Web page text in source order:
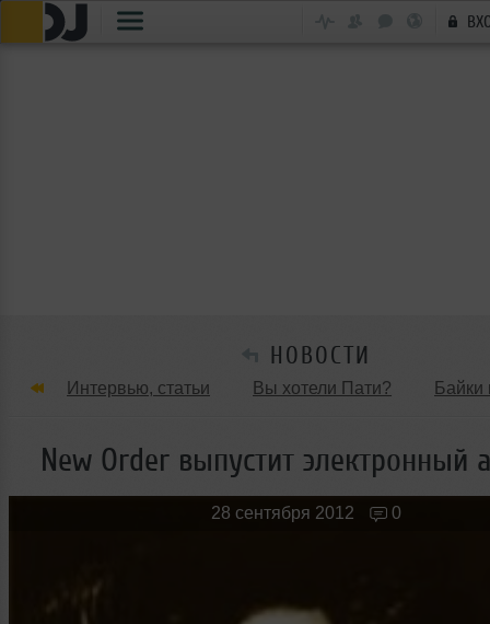
НОВОСТИ
Интервью, статьи Вы хотели Пати? Байки
Танцевальные стили Обзоры Вечеринок и
Новые лица Мужчина & Женщина
New Order выпустит электронный
28 сентября 2012 0